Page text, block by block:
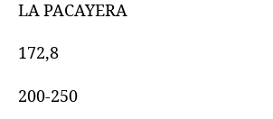
LA PACAYERA
172,8
200-250